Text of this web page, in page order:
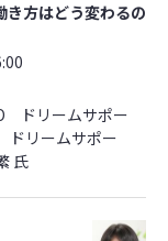
き方はどう変わるの
ドリームサポー
ドリームサポー
氏